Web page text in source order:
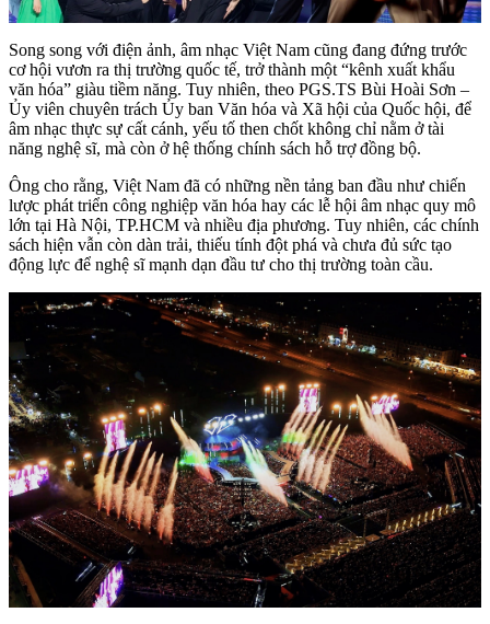
Song song với điện ảnh, âm nhạc Việt Nam cũng đang đứng trước
cơ hội vươn ra thị trường quốc tế, trở thành một “kênh xuất khẩu
văn hóa” giàu tiềm năng. Tuy nhiên, theo PGS.TS Bùi Hoài Sơn –
Ủy viên chuyên trách Ủy ban Văn hóa và Xã hội của Quốc hội, để
âm nhạc thực sự cất cánh, yếu tố then chốt không chỉ nằm ở tài
năng nghệ sĩ, mà còn ở hệ thống chính sách hỗ trợ đồng bộ.
Ông cho rằng, Việt Nam đã có những nền tảng ban đầu như chiến
lược phát triển công nghiệp văn hóa hay các lễ hội âm nhạc quy mô
lớn tại Hà Nội, TP.HCM và nhiều địa phương. Tuy nhiên, các chính
sách hiện vẫn còn dàn trải, thiếu tính đột phá và chưa đủ sức tạo
động lực để nghệ sĩ mạnh dạn đầu tư cho thị trường toàn cầu.